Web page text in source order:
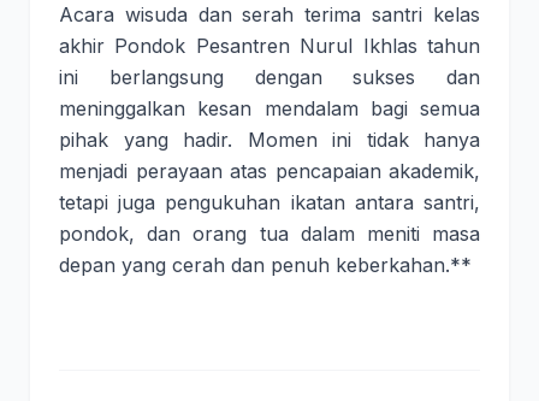
Acara wisuda dan serah terima santri kelas
akhir Pondok Pesantren Nurul Ikhlas tahun
ini berlangsung dengan sukses dan
meninggalkan kesan mendalam bagi semua
pihak yang hadir. Momen ini tidak hanya
menjadi perayaan atas pencapaian akademik,
tetapi juga pengukuhan ikatan antara santri,
pondok, dan orang tua dalam meniti masa
depan yang cerah dan penuh keberkahan.**